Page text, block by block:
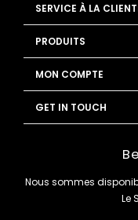
SERVICE À LA
PRODUITS
MON COMPTE
GET IN TOUCH
Nous sommes
Le